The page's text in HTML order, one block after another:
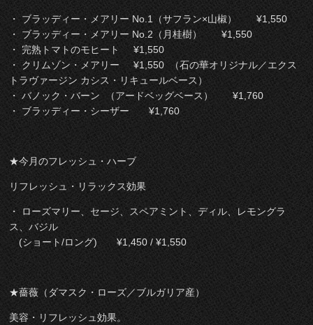
・ ブラッディー・メアリー No.1（サフラン×山椒） ¥1,550
・ ブラッディー・メアリー No.2（月桂樹） ¥1,550
・ 完熟トマトのモヒート ¥1,550
・ クリムゾン・メアリー ¥1,550 （石の華オリジナル／エクス
トラヴァージン カシス・リキュールベース）
・ バノック・バーン （アードベッグベース） ¥1,760
・ ブラッディー・シーザー ¥1,760
★今月のフレッシュ・ハーブ
リフレッシュ・リラックス効果
・ ローズマリー、セージ、スペアミント、ディル、レモングラ
ス、バジル
(ショート/ロング) ¥1,450 / ¥1,550
★薔薇（ダマスク・ローズ／ブルガリア産）
美容・リフレッシュ効果。